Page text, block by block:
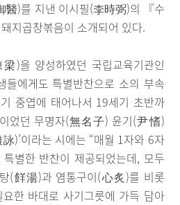
醫)를 지낸 이시필(李時弼)의 『수
지곱창볶음이 소개되어 있다.
)을 양성하였던 국립교육기관인
들에게도 특별반찬으로 소의 부속
중엽에 태어나서 19세기 초반까
었던 무명자(無名子) 윤기(尹愭)
)’이라는 시에는 “매월 1자와 6자
별한 반찬이 제공되었는데, 모두
(䬺湯)과 염통구이(心炙)를 비롯
한 바대로 사기그릇에 가득 담아